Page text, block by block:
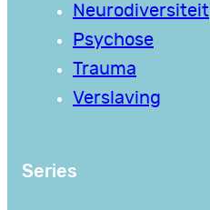
Neurodiversiteit
Psychose
Trauma
Verslaving
Series